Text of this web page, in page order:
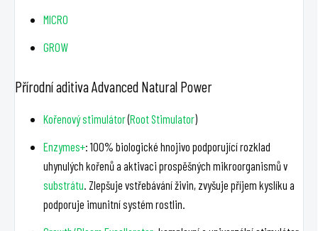
MICRO
GROW
Přírodní aditiva Advanced Natural Power
Kořenový stimulátor(Root Stimulator)
Enzymes+: 100% biologické hnojivo podporující rozklad
uhynulých kořenů a aktivaci prospěšných mikroorganismů v
substrátu. Zlepšuje vstřebávání živin, zvyšuje příjem kyslíku a
podporuje imunitní systém rostlin.